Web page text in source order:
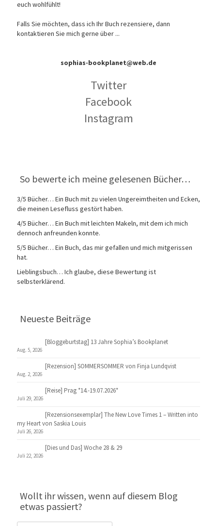
euch wohlfühlt!
Falls Sie möchten, dass ich Ihr Buch rezensiere, dann
kontaktieren Sie mich gerne über ...
sophias-bookplanet@web.de
Twitter
Facebook
Instagram
So bewerte ich meine gelesenen Bücher…
3/5 Bücher… Ein Buch mit zu vielen Ungereimtheiten und Ecken,
die meinen Lesefluss gestört haben.
4/5 Bücher… Ein Buch mit leichten Makeln, mit dem ich mich
dennoch anfreunden konnte.
5/5 Bücher… Ein Buch, das mir gefallen und mich mitgerissen
hat.
Lieblingsbuch… Ich glaube, diese Bewertung ist
selbsterklärend.
Neueste Beiträge
[Bloggeburtstag] 13 Jahre Sophia’s Bookplanet
Aug. 5, 2026
[Rezension] SOMMERSOMMER von Finja Lundqvist
Aug. 2, 2026
[Reise] Prag *14.-19.07.2026*
Juli 29, 2026
[Rezensionsexemplar] The New Love Times 1 – Written into
my Heart von Saskia Louis
Juli 26, 2026
[Dies und Das] Woche 28 & 29
Juli 22, 2026
Wollt ihr wissen, wenn auf diesem Blog
etwas passiert?